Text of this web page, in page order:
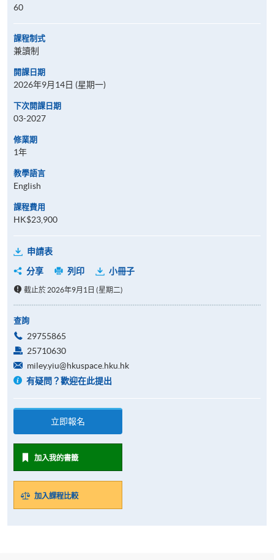
60
課程制式
兼讀制
開課日期
2026年9月14日 (星期一)
下次開課日期
03-2027
修業期
1年
教學語言
English
課程費用
HK$23,900
申請表
分享
列印 小冊子
截止於 2026年9月1日 (星期二)
查詢
29755865
25710630
miley.yiu@hkuspace.hku.hk
有疑問？歡迎在此提出
立即報名
加入我的書籤
加入課程比較